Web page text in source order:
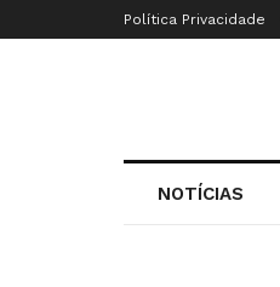
Política Privacidade
NOTÍCIAS